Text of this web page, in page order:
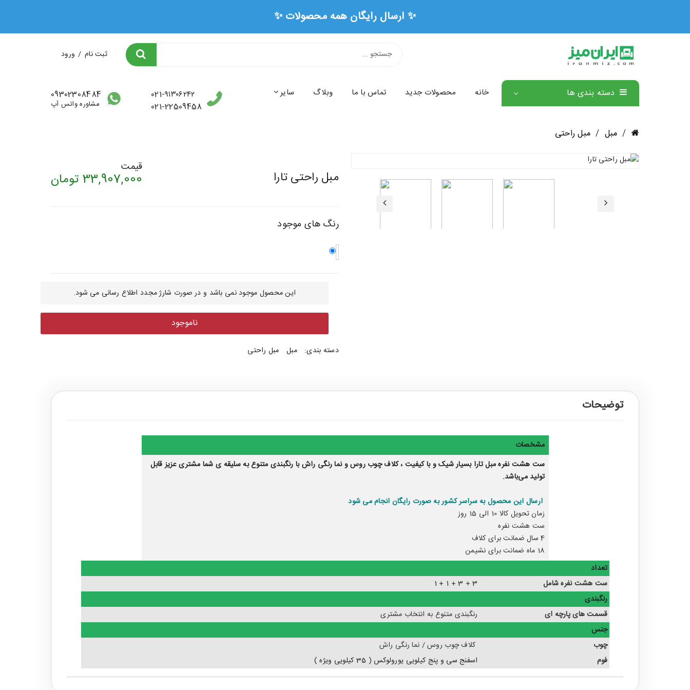
✨ ارسال رایگان همه محصولات ✨
ثبت نام / ورود
دسته بندی ها خانه محصولات جدید تماس با ما وبلاگ سایر
021-۹۱۳۰۶۲۴۲
021-22509458
09302308484
مشاوره واتس آپ
/ مبل / مبل راحتی
مبل راحتی تارا
قیمت
33,907,000 تومان
رنگ های موجود
این محصول موجود نمی باشد و در صورت شارژ مجدد اطلاع رسانی می شود.
ناموجود
دسته بندی: مبل مبل راحتی
توضیحات
مشخصات
ست هشت نفرهمبلتارا بسیار شیک و با کیفیت ، کلاف چوب روس و نما رنگی راش با رنگبندی متنوع به سلیقه‌ ی شما مشتری عزیز قابل
تولید می‌باشد.
ارسال این محصول به سراسر کشور به صورت رایگان انجام می شود
زمان تحویل کالا 10 الی 15 روز
ست هشت نفره
4 سال ضمانت برای کلاف
18 ماه ضمانت برای نشیمن
تعداد
ست هشت نفره شامل
3 + 3 + 1 + 1
رنگبندی
قسمت های پارچه ای
رنگبندی متنوع به انتخاب مشتری
جنس
چوب
کلاف چوب روس / نما رنگی راش
فوم
اسفنج سی و پنج کیلویی یورولوکس ( 35 کیلویی ویژه )